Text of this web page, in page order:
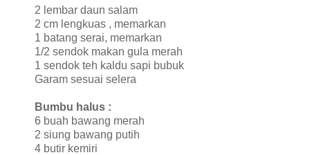
2 lembar daun salam
2 cm lengkuas , memarkan
1 batang serai, memarkan
1/2 sendok makan gula merah
1 sendok teh kaldu sapi bubuk
Garam sesuai selera
Bumbu halus :
6 buah bawang merah
2 siung bawang putih
4 butir kemiri